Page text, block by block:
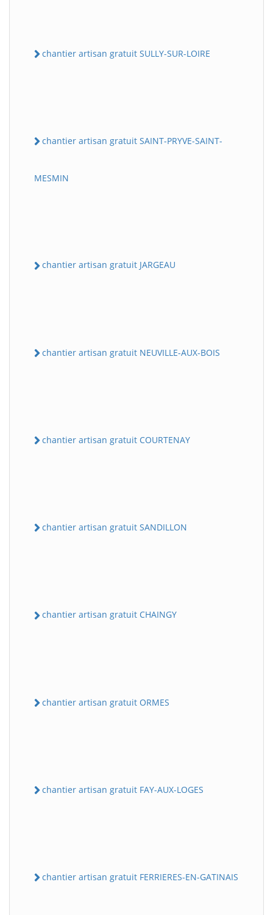
chantier artisan gratuit SULLY-SUR-LOIRE
chantier artisan gratuit SAINT-PRYVE-SAINT-
MESMIN
chantier artisan gratuit JARGEAU
chantier artisan gratuit NEUVILLE-AUX-BOIS
chantier artisan gratuit COURTENAY
chantier artisan gratuit SANDILLON
chantier artisan gratuit CHAINGY
chantier artisan gratuit ORMES
chantier artisan gratuit FAY-AUX-LOGES
chantier artisan gratuit FERRIERES-EN-GATINAIS